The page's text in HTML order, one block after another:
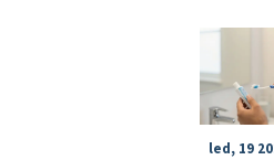
vliv na ústní hygienu a co
ukážeme, jak neviditelná
vzhled vašeho úsměvu, ale i
led, 19